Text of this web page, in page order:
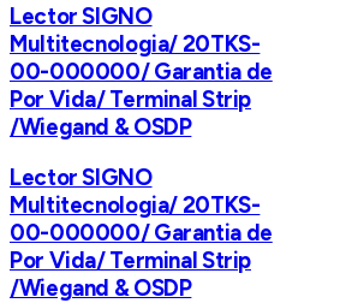
Lector SIGNO
Multitecnologia/ 20TKS-
00-000000/ Garantia de
Por Vida/ Terminal Strip
/Wiegand & OSDP
Lector SIGNO
Multitecnologia/ 20TKS-
00-000000/ Garantia de
Por Vida/ Terminal Strip
/Wiegand & OSDP